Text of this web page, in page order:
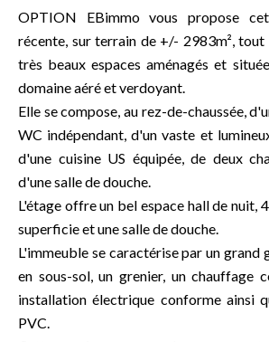
OPTION EBimmo vous propose
récente, sur terrain de +/- 2983m²,
très beaux espaces aménagés et
domaine aéré et verdoyant.
Elle se compose, au rez-de-chaussée,
WC indépendant, d'un vaste et
d'une cuisine US équipée, de deux
d'une salle de douche.
L'étage offre un bel espace hall de nuit,
superficie et une salle de douche.
L'immeuble se caractérise par un grand
en sous-sol, un grenier, un chauffage
installation électrique conforme ainsi
PVC.